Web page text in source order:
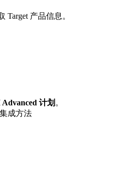
Target 产品信息。
计划 。
集成方法